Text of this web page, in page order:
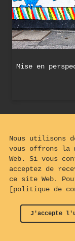
Mise en
Nous utilisons
vous offrons la
Web. Si vous
acceptez de
ce site Web.
[politique de
J'accepte